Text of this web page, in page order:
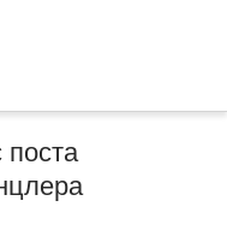
поста